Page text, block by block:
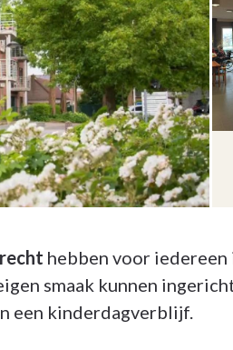
hebben voor iedereen
smaak kunnen
een kinderdagverblijf.